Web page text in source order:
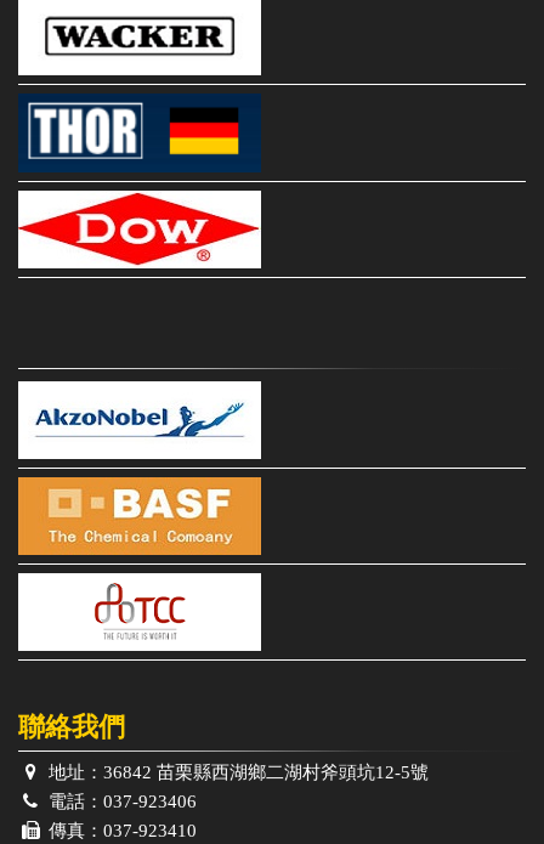
聯絡我們
地址： 36842 苗栗縣西湖鄉二湖村斧頭坑12-5號
電話： 037-923406
傳真： 037-923410